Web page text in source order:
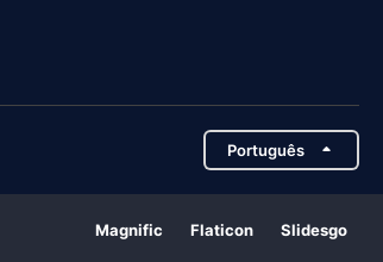
Português
Magnific Flaticon Slidesgo